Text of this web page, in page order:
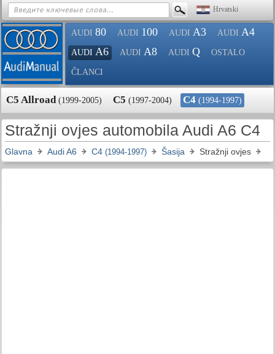
Hrvatski
AUDI 80 AUDI 100 AUDI A3 AUDI A4
AUDI A6 AUDI A8 AUDI Q OSTALO
ČLANCI
C5 Allroad (1999-2005) C5 (1997-2004) C4 (1994-1997)
Stražnji ovjes automobila Audi A6 C4
Glavna Audi A6 C4 (1994-1997) Šasija Stražnji ovjes